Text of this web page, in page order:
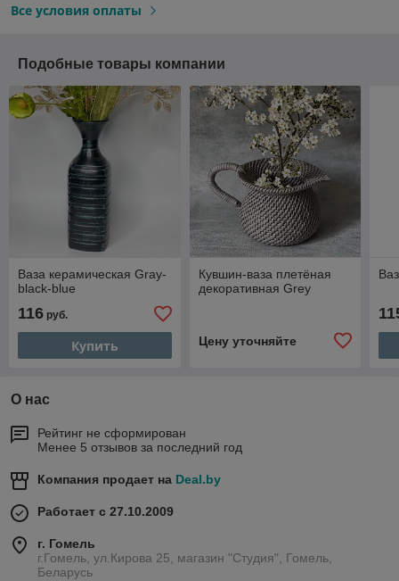
Все условия оплаты
Подобные товары компании
Ваза керамическая Gray-
black-blue
116 руб.
Купить
Кувшин-ваза плетёная
декоративная Grey
Цену уточняйте
О нас
Рейтинг не сформирован
Менее 5 отзывов за последний год
Компания продает на Deal.by
Работает с 27.10.2009
г. Гомель
г.Гомель, ул.Кирова 25, магазин "Студия", Гомель,
Беларусь